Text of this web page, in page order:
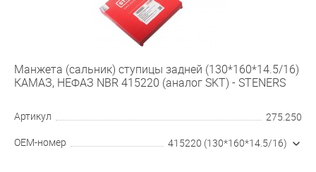
Манжета (сальник) ступицы задней (130*160*14.5/16)
КАМАЗ, НЕФАЗ NBR 415220 (аналог SKT) - STENERS
Артикул 275.250
OEM-номер 415220 (130*160*14.5/16)